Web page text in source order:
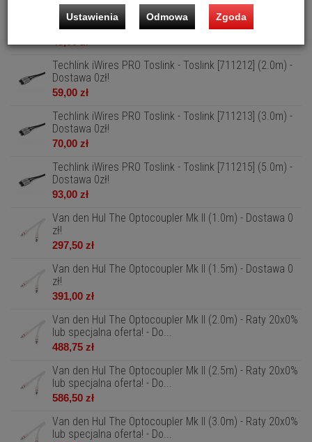
Techlink iWires PRO Toslink - Toslink [711211] (1.0m) -
Dostawa 0zł!
Techlink iWires PRO Toslink - Toslink [711212] (2.0m) -
Dostawa 0zł!
59,00 zł
Techlink iWires PRO Toslink - Toslink [711213] (3.0m) -
Dostawa 0zł!
70,00 zł
Techlink iWires PRO Toslink - Toslink [711215] (5.0m) -
Dostawa 0zł!
93,00 zł
Van den Hul The Optocoupler Mk II (1.0m) - Dostawa 0
zł!
297,50 zł
Van den Hul The Optocoupler Mk II (1.5m) - Dostawa 0
zł!
391,00 zł
Van den Hul The Optocoupler Mk II (2.0m) - Raty 20x0%
lub specjalna oferta! - Do...
488,75 zł
Van den Hul The Optocoupler Mk II (2.5m) - Raty 20x0%
lub specjalna oferta! - Do...
586,50 zł
Van den Hul The Optocoupler Mk II (3.0m) - Raty 20x0%
lub specjalna oferta! - Do...
Ustawienia Odmowa Zgoda